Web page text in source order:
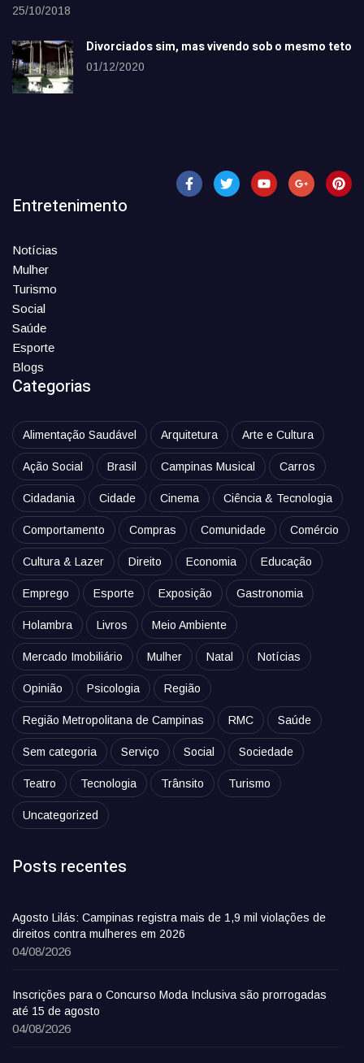
25/10/2018
Divorciados sim, mas vivendo sob o mesmo teto
01/12/2020
Entretenimento
Notícias
Mulher
Turismo
Social
Saúde
Esporte
Blogs
Categorias
Alimentação Saudável Arquitetura Arte e Cultura
Ação Social Brasil Campinas Musical Carros
Cidadania Cidade Cinema Ciência & Tecnologia
Comportamento Compras Comunidade Comércio
Cultura & Lazer Direito Economia Educação
Emprego Esporte Exposição Gastronomia
Holambra Livros Meio Ambiente
Mercado Imobiliário Mulher Natal Notícias
Opinião Psicologia Região
Região Metropolitana de Campinas RMC Saúde
Sem categoria Serviço Social Sociedade
Teatro Tecnologia Trânsito Turismo
Uncategorized
Posts recentes
Agosto Lilás: Campinas registra mais de 1,9 mil violações de
direitos contra mulheres em 2026
04/08/2026
Inscrições para o Concurso Moda Inclusiva são prorrogadas
até 15 de agosto
04/08/2026